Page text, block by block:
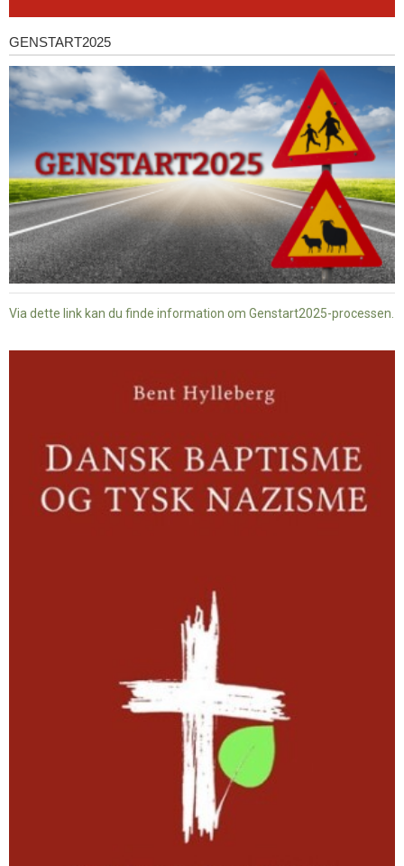
Genstart2025
GENSTART2025
Via dette link kan du finde information om Genstart2025-processen.